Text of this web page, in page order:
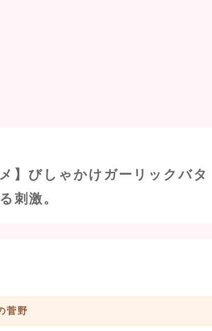
】びしゃかけガーリックバタ
刺激。
菅野